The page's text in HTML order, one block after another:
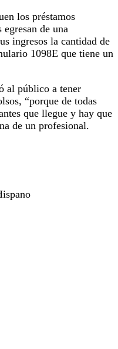
los préstamos
de una
ingresos la cantidad de
1098E que tiene un
al público a tener
“porque de todas
que llegue y hay que
de un profesional.